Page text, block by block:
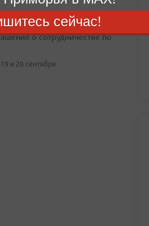
о сотрудничестве по
и 20 сентября
сейчас!